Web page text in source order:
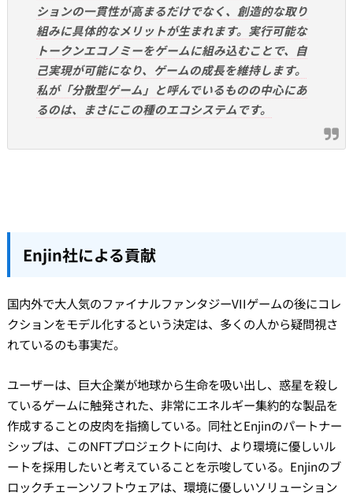
ションの一貫性が高まるだけでなく、創造的な取り
組みに具体的なメリットが生まれます。実行可能な
トークンエコノミーをゲームに組み込むことで、自
己実現が可能になり、ゲームの成長を維持します。
私が「分散型ゲーム」と呼んでいるものの中心にあ
るのは、まさにこの種のエコシステムです。
Enjin社による貢献
国内外で大人気のファイナルファンタジーVIIゲームの後にコレ
クションをモデル化するという決定は、多くの人から疑問視さ
れているのも事実だ。
ユーザーは、巨大企業が地球から生命を吸い出し、惑星を殺し
ているゲームに触発された、非常にエネルギー集約的な製品を
作成することの皮肉を指摘している。同社とEnjinのパートナー
シップは、このNFTプロジェクトに向け、より環境に優しいル
ートを採用したいと考えていることを示唆している。Enjinのブ
ロックチェーンソフトウェアは、環境に優しいソリューション